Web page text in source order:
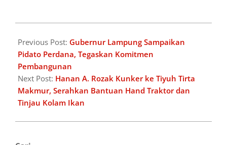
03-
05
Previous Post: Gubernur Lampung Sampaikan
Pidato Perdana, Tegaskan Komitmen
Pembangunan
Next Post: Hanan A. Rozak Kunker ke Tiyuh Tirta
Makmur, Serahkan Bantuan Hand Traktor dan
Tinjau Kolam Ikan